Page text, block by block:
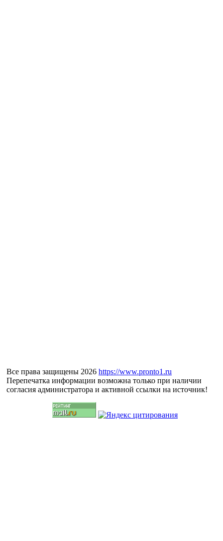
Все права защищены 2026 https://www.pronto1.ru
Перепечатка информации возможна только при наличии
согласия администратора и активной ссылки на источник!